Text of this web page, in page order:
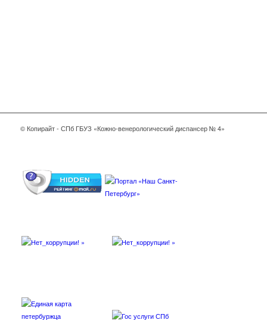
© Копирайт - СПб ГБУЗ «Кожно-венерологический диспансер № 4»